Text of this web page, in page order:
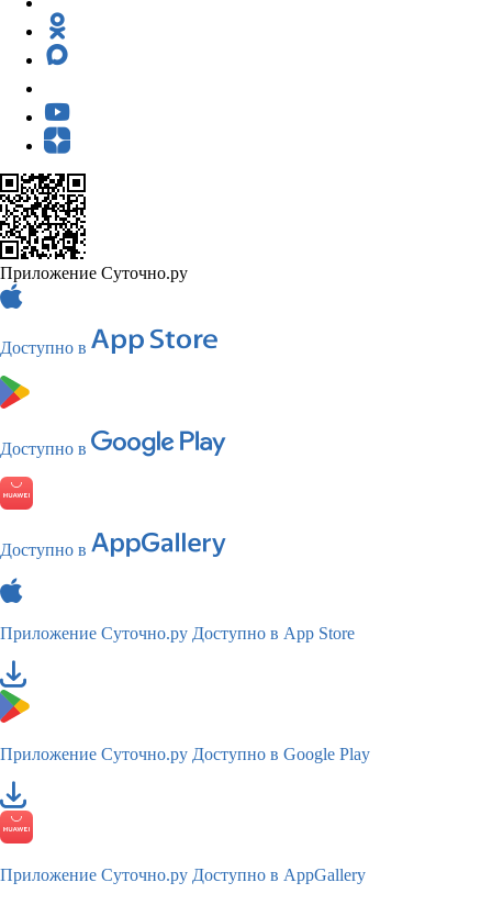
Приложение Суточно.ру
Доступно в
Доступно в
Доступно в
Приложение Суточно.ру Доступно в App Store
Приложение Суточно.ру Доступно в Google Play
Приложение Суточно.ру Доступно в AppGallery